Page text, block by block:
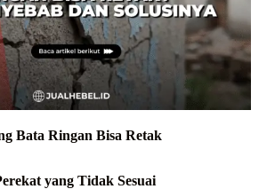
Bata Ringan Bisa Retak
yang Tidak Sesuai